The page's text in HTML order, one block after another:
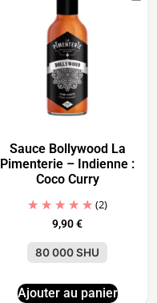
Sauce Bollywood La
Pimenterie – Indienne :
Coco Curry
(2)
9,90€
80 000 SHU
Ajouter au panier